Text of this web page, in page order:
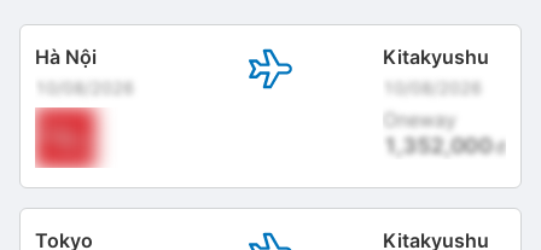
Hà Nội
10/08/2026
Kitakyushu
10/08/2026
Oneway
1,352,000đ
Tokyo Kitakyushu